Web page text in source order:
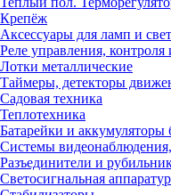
Крепёж
Аксессуары для ламп и
Реле управления, контроля
Лотки металлические
Таймеры, детекторы
Садовая техника
Теплотехника
Батарейки и аккумуляторы
Системы
Разъединители и
Светосигнальная